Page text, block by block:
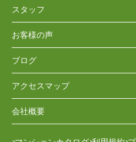
スタッフ
お客様の声
ブログ
アクセスマップ
会社概要